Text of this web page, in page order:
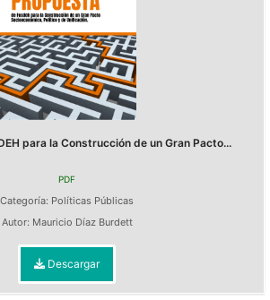
para la Construcción de un Gran Pacto...
PDF
Categoría: Políticas Públicas
Autor: Mauricio Díaz Burdett
Descargar